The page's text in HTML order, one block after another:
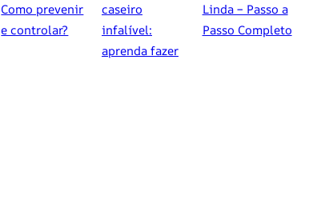
Como prevenir
e controlar?
caseiro
infalível:
aprenda fazer
Linda – Passo a
Passo Completo